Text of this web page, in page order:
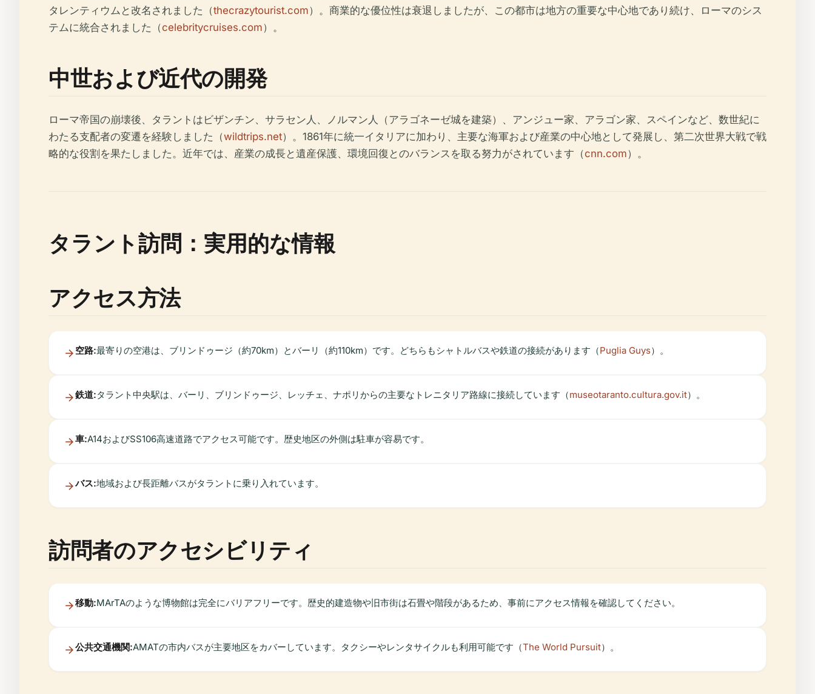
タレンティウムと改名されました（thecrazytourist.com）。商業的な優位性は衰退しましたが、この都市は地方の重要な中心地であり続け、ローマのシス
テムに統合されました（celebritycruises.com）。
中世および近代の開発
ローマ帝国の崩壊後、タラントはビザンチン、サラセン人、ノルマン人（アラゴネーゼ城を建築）、アンジュー家、アラゴン家、スペインなど、数世紀に
わたる支配者の変遷を経験しました（wildtrips.net）。1861年に統一イタリアに加わり、主要な海軍および産業の中心地として発展し、第二次世界大戦で戦
略的な役割を果たしました。近年では、産業の成長と遺産保護、環境回復とのバランスを取る努力がされています（cnn.com）。
タラント訪問：実用的な情報
アクセス方法
空路:最寄りの空港は、ブリンドゥージ（約70km）とバーリ（約110km）です。どちらもシャトルバスや鉄道の接続があります（Puglia Guys）。
鉄道:タラント中央駅は、バーリ、ブリンドゥージ、レッチェ、ナポリからの主要なトレニタリア路線に接続しています（museotaranto.cultura.gov.it）。
車:A14およびSS106高速道路でアクセス可能です。歴史地区の外側は駐車が容易です。
バス:地域および長距離バスがタラントに乗り入れています。
訪問者のアクセシビリティ
移動:MArTAのような博物館は完全にバリアフリーです。歴史的建造物や旧市街は石畳や階段があるため、事前にアクセス情報を確認してください。
公共交通機関:AMATの市内バスが主要地区をカバーしています。タクシーやレンタサイクルも利用可能です（The World Pursuit）。